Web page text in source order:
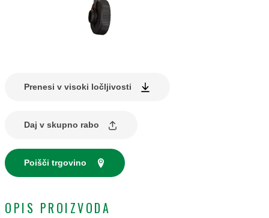
Prenesi v visoki ločljivosti
Daj v skupno rabo
Poišči trgovino
OPIS PROIZVODA